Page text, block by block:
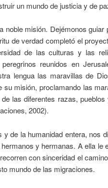
un mundo de justicia y de
noble misión. Dejémonos
de verdad completó el
de las culturas y las
reunidos en
lengua las maravillas de
su misión, proclamando las
las diferentes razas,
2002).
de la humanidad entera, nos
y hermanas. A ella le
con sinceridad el
mundo de las migraciones.